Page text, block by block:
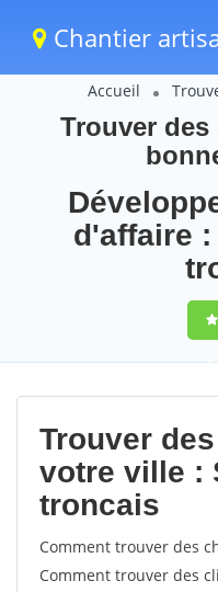
Chantier
Accueil
Trouver
d'affaire
Trouver
votre ville :
troncais
Comment trouver des
Comment trouver des